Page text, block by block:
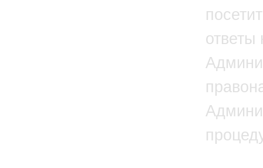
ответы